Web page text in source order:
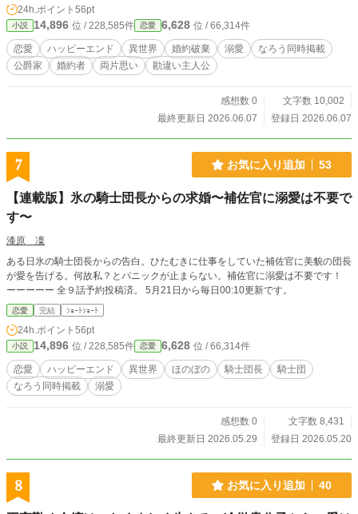
24h.ポイント 56pt
小説 14,896 位 / 228,585件 恋愛 6,628 位 / 66,314件
恋愛 ハッピーエンド 異世界 婚約破棄 溺愛
なろう同時掲載
公爵家
婚約者 両片思い 勘違い主人公
感想数 0
文字数 10,002
最終更新日 2026.06.07
登録日 2026.06.07
7 お気に入り追加 53
【連載版】氷の騎士団長からの求婚〜補佐官に溺愛は不要で
す〜
漆原 凜
ある日氷の騎士団長からの告白。ひたむきに仕事をしていた補佐官に美貌の団長
が愛を告げる。何故私？とパニックが止まらない。補佐官に溺愛は不要です！
ーーーーー 全９話予約投稿済。 5月21日から毎日00:10更新です。
恋愛 完結 ｼｮｰﾄｼｮｰﾄ
24h.ポイント 56pt
小説 14,896 位 / 228,585件 恋愛 6,628 位 / 66,314件
恋愛 ハッピーエンド 異世界 ほのぼの 騎士団長
騎士団
なろう同時掲載
溺愛
感想数 0
文字数 8,431
最終更新日 2026.05.29
登録日 2026.05.20
8 お気に入り追加 40